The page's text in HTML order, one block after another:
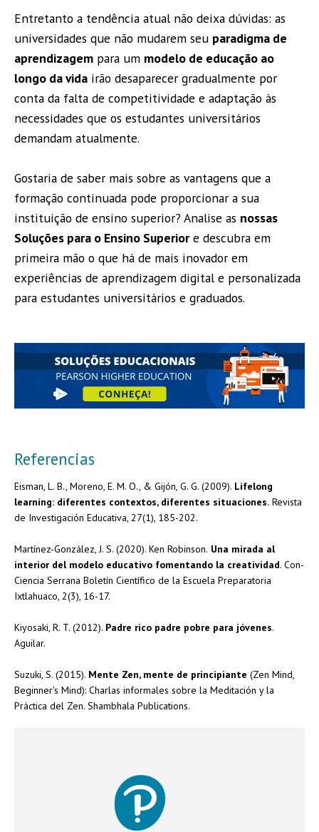
Entretanto a tendência atual não deixa dúvidas: as
universidades que não mudarem seu paradigma de
aprendizagem para um modelo de educação ao
longo da vida irão desaparecer gradualmente por
conta da falta de competitividade e adaptação às
necessidades que os estudantes universitários
demandam atualmente.
Gostaria de saber mais sobre as vantagens que a
formação continuada pode proporcionar a sua
instituição de ensino superior? Analise as nossas
Soluções para o Ensino Superiore descubra em
primeira mão o que há de mais inovador em
experiências de aprendizagem digital e personalizada
para estudantes universitários e graduados.
Referencias
Eisman, L. B., Moreno, E. M. O., & Gijón, G. G. (2009). Lifelong
learning: diferentes contextos, diferentes situaciones. Revista
de Investigación Educativa, 27(1), 185-202.
Martínez-González, J. S. (2020). Ken Robinson. Una mirada al
interior del modelo educativo fomentando la creatividad. Con-
Ciencia Serrana Boletín Científico de la Escuela Preparatoria
Ixtlahuaco, 2(3), 16-17.
Kiyosaki, R. T. (2012). Padre rico padre pobre para jóvenes.
Aguilar.
Suzuki, S. (2015). Mente Zen, mente de principiante (Zen Mind,
Beginner's Mind): Charlas informales sobre la Meditación y la
Práctica del Zen. Shambhala Publications.